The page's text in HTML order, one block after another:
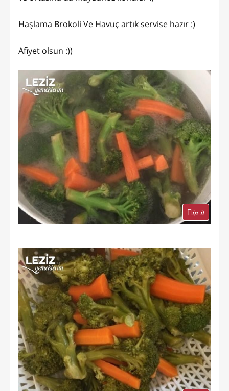
Haşlama Brokoli Ve Havuç artık servise hazır :)
Afiyet olsun :))
in it